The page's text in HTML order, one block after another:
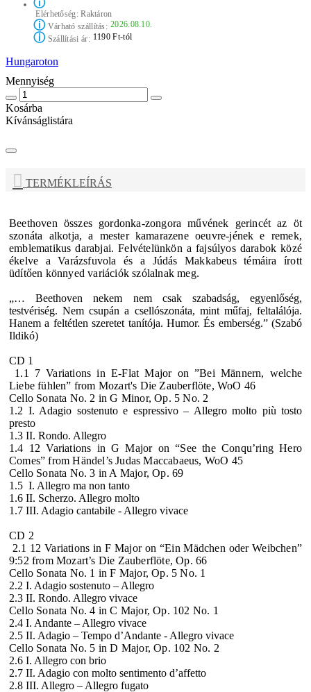
ⓘ
Elérhetőség:Raktáron
ⓘVárható szállítás: 2026.08.10.
ⓘSzállítási ár: 1190 Ft-tól
Hungaroton
Mennyiség
Kosárba
Kívánságlistára
TERMÉKLEÍRÁS
Beethoven összes gordonka-zongora művének gerincét az öt
szonáta alkotja, a mester kamarazene oeuvre-jének e remek,
emblematikus darabjai. Felvételünkön a fajsúlyos darabok közé
ékelve a Varázsfuvola és a Júdás Makkabeus témáira írott
üdítően könnyed variációk szólalnak meg.
„… Beethoven nekem nem csak szabadság, egyenlőség,
testvériség. Nem csupán a csellószonáta, mint műfaj, feltalálója.
Hanem a feltétlen szeretet tanítója. Humor. És emberség.” (Szabó
Ildikó)
CD 1
1.1 7 Variations in E-Flat Major on ”Bei Männern, welche
Liebe fühlen” from Mozart's Die Zauberflöte, WoO 46
Cello Sonata No. 2 in G Minor, Op. 5 No. 2
1.2 I. Adagio sostenuto e espressivo – Allegro molto più tosto
presto
1.3 II. Rondo. Allegro
1.4 12 Variations in G Major on “See the Conqu’ring Hero
Comes” from Händel’s Judas Maccabaeus, WoO 45
Cello Sonata No. 3 in A Major, Op. 69
1.5 I. Allegro ma non tanto
1.6 II. Scherzo. Allegro molto
1.7 III. Adagio cantabile - Allegro vivace
CD 2
2.1 12 Variations in F Major on “Ein Mädchen oder Weibchen”
9:52 from Mozart’s Die Zauberflöte, Op. 66
Cello Sonata No. 1 in F Major, Op. 5 No. 1
2.2 I. Adagio sostenuto – Allegro
2.3 II. Rondo. Allegro vivace
Cello Sonata No. 4 in C Major, Op. 102 No. 1
2.4 I. Andante – Allegro vivace
2.5 II. Adagio – Tempo d’Andante - Allegro vivace
Cello Sonata No. 5 in D Major, Op. 102 No. 2
2.6 I. Allegro con brio
2.7 II. Adagio con molto sentimento d’affetto
2.8 III. Allegro – Allegro fugato